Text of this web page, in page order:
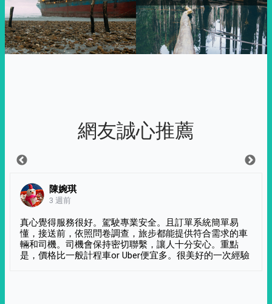
網友誠心推薦
陳婉琪
3 週前
真心覺得服務很好。駕駛專業安全。且訂單系統簡單易
懂，接送前，依照問卷調查，旅步都能提供符合需求的車
輛和司機。司機會保持密切聯繫，讓人十分安心。重點
是，價格比一般計程車or Uber便宜多。很美好的一次經驗